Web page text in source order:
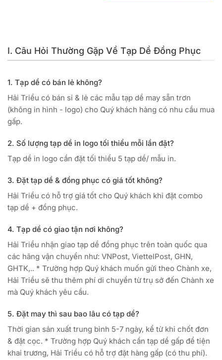
I. Câu Hỏi Thường Gặp Về Tạp Dề Đồng Phục
1. Tạp dề có bán lẻ không?
Hải Triều có bán sỉ & lẻ các mẫu tạp dề may sẵn trơn
(không in hình - logo) cho Quý khách hàng có nhu cầu mua
gấp.
2. Số lượng tạp dề in logo tối thiểu mỗi lần đặt?
Tạp dề in logo cần đặt tối thiểu 5 tạp dề/ mẫu in.
3. Đặt tạp dề & đồng phục có giá tốt không?
Hải Triều có hỗ trợ giá tốt cho Quý khách khi đặt combo
tạp dề + đồng phục.
4. Tạp dề có giao tận nơi không?
Hải Triều nhận giao tạp dề đồng phục trên toàn quốc qua
các hãng vận chuyển như: VNPost, ViettelPost, GHN,
GHTK,.. * Trường hợp Quý khách muốn gửi theo Chành xe,
Hải Triều sẽ thu thêm phí di chuyển từ trụ sở đến Chành xe
mà Quý khách yêu cầu.
5. Đặt may thì sau bao lâu có tạp dề?
Thời gian sản xuất trung bình 5-7 ngày, kể từ khi chốt đơn
& đặt cọc. * Trường hợp Quý khách cần tạp dề gấp để tiện
khai trương, Hải Triều có hỗ trợ đặt hàng gấp (có thu phí).